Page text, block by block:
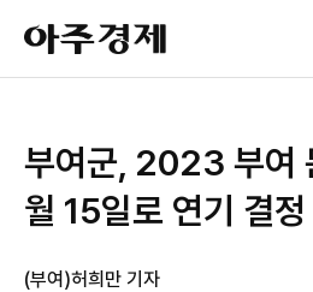
아
주
경
부여군, 2023 부여
월 15일로 연기 결정
(부여)허희만 기자